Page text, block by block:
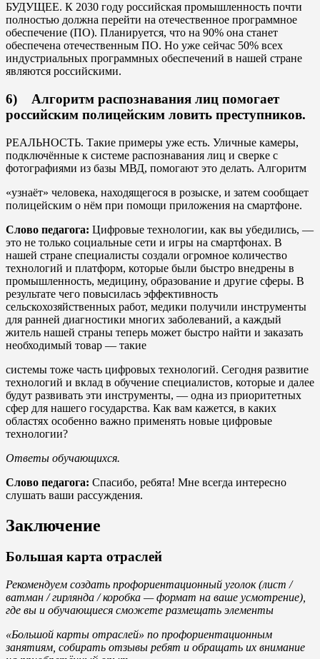
БУДУЩЕЕ. К 2030 году российская промышленность почти
полностью должна перейти на отечественное программное
обеспечение (ПО). Планируется, что на 90% она станет
обеспечена отечественным ПО. Но уже сейчас 50% всех
индустриальных программных обеспечений в нашей стране
являются российскими.
6) Алгоритм распознавания лиц помогает
российским полицейским ловить преступников.
РЕАЛЬНОСТЬ. Такие примеры уже есть. Уличные камеры,
подключённые к системе распознавания лиц и сверке с
фотографиями из базы МВД, помогают это делать. Алгоритм
«узнаёт» человека, находящегося в розыске, и затем сообщает
полицейским о нём при помощи приложения на смартфоне.
Слово педагога: Цифровые технологии, как вы убедились, —
это не только социальные сети и игры на смартфонах. В
нашей стране специалисты создали огромное количество
технологий и платформ, которые были быстро внедрены в
промышленность, медицину, образование и другие сферы. В
результате чего повысилась эффективность
сельскохозяйственных работ, медики получили инструменты
для ранней диагностики многих заболеваний, а каждый
житель нашей страны теперь может быстро найти и заказать
необходимый товар — такие
системы тоже часть цифровых технологий. Сегодня развитие
технологий и вклад в обучение специалистов, которые и далее
будут развивать эти инструменты, — одна из приоритетных
сфер для нашего государства. Как вам кажется, в каких
областях особенно важно применять новые цифровые
технологии?
Ответы обучающихся.
Слово педагога: Спасибо, ребята! Мне всегда интересно
слушать ваши рассуждения.
Заключение
Большая карта отраслей
Рекомендуем создать профориентационный уголок (лист /
ватман / гирлянда / коробка — формат на ваше усмотрение),
где вы и обучающиеся сможете размещать элементы
«Большой карты отраслей» по профориентационным
занятиям, собирать отзывы ребят и обращать их внимание